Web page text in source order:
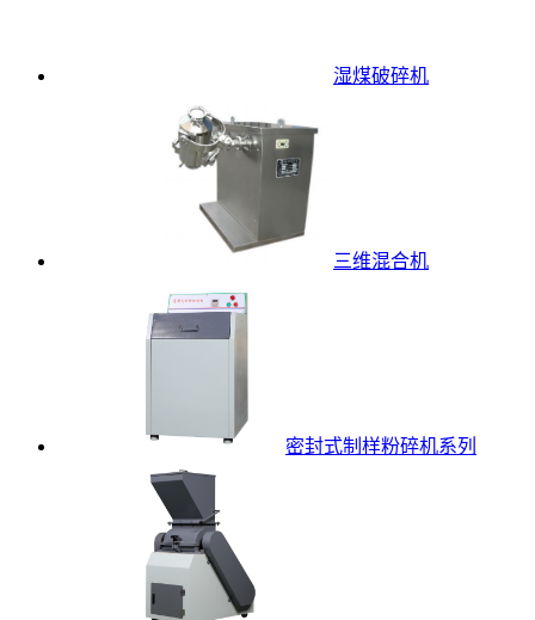
湿煤破碎机
三维混合机
密封式制样粉碎机系列